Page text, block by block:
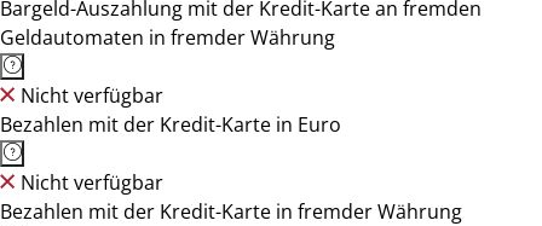
Bargeld-Auszahlung mit der Kredit-Karte an fremden
Geldautomaten in fremder Währung
Nicht verfügbar
Bezahlen mit der Kredit-Karte in Euro
Nicht verfügbar
Bezahlen mit der Kredit-Karte in fremder Währung